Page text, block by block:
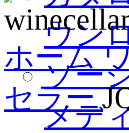
ウン
ソー
メデ
ホーム
セラー